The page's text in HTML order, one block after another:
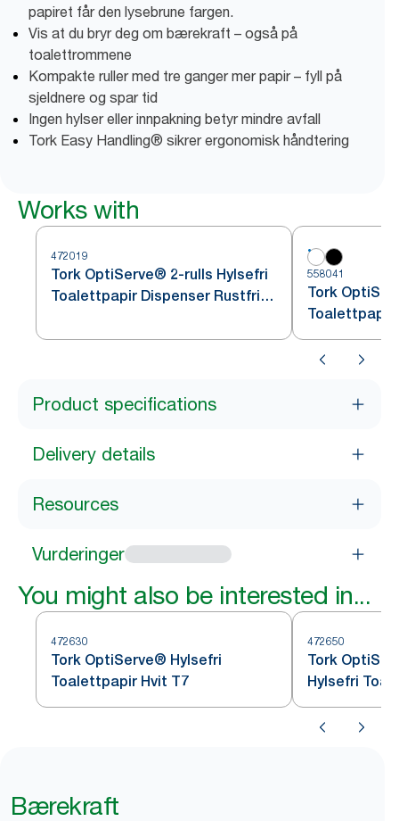
papiret får den lysebrune fargen.
Vis at du bryr deg om bærekraft – også på
toalettrommene
Kompakte ruller med tre ganger mer papir – fyll på
sjeldnere og spar tid
Ingen hylser eller innpakning betyr mindre avfall
Tork Easy Handling® sikrer ergonomisk håndtering
Works with
472019
Tork OptiServe® 2-rulls Hylsefri
Toalettpapir Dispenser Rustfritt
558041
Tork
Toalettpapir
Product specifications
Delivery details
Resources
Vurderinger
You might also be interested in...
472630
Tork OptiServe® Hylsefri
Toalettpapir Hvit T7
472650
Tork
Hylsefri
Bærekraft